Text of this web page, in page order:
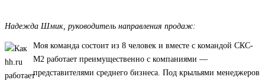
Надежда Шмик, руководитель направления продаж:
Моя команда состоит из 8 человек и вместе с командой СКС-
М2 работает преимущественно с компаниями —
представителями среднего бизнеса. Под крыльями менеджеров